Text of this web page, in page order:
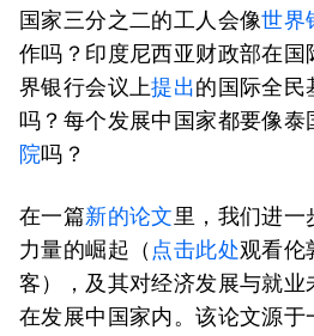
国家三分之二的工人会像世界
作吗？印度尼西亚财政部在
界银行会议上提出的国际全民
吗？每个发展中国家都要像泰
院吗？
在一篇新的论文里，我们进一
力量的崛起（ 点击此处观看伦
客），及其对经济发展与就业
在发展中国家内。该论文源